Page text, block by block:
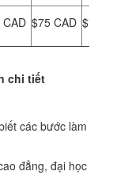
$75 CAD $75
chi tiết
các bước làm
đẳng, đại học